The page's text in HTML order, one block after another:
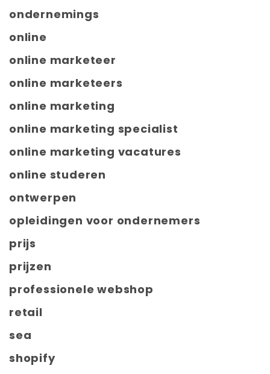
ondernemings
online
online marketeer
online marketeers
online marketing
online marketing specialist
online marketing vacatures
online studeren
ontwerpen
opleidingen voor ondernemers
prijs
prijzen
professionele webshop
retail
sea
shopify